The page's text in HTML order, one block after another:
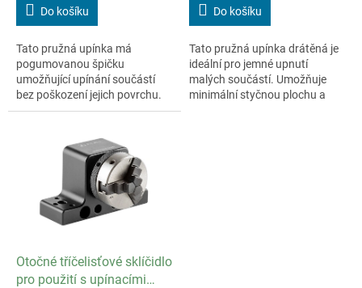
Do košíku
Tato pružná upínka má
pogumovanou špičku
umožňující upínání součástí
bez poškození jejich povrchu.
Doporučuje se k použití na
strojích, kontrolním...
Do košíku
Tato pružná upínka drátěná je
ideální pro jemné upnutí
malých součástí. Umožňuje
minimální styčnou plochu a
Otočné tříčelisťové sklíčidlo
pro použití s upínacími